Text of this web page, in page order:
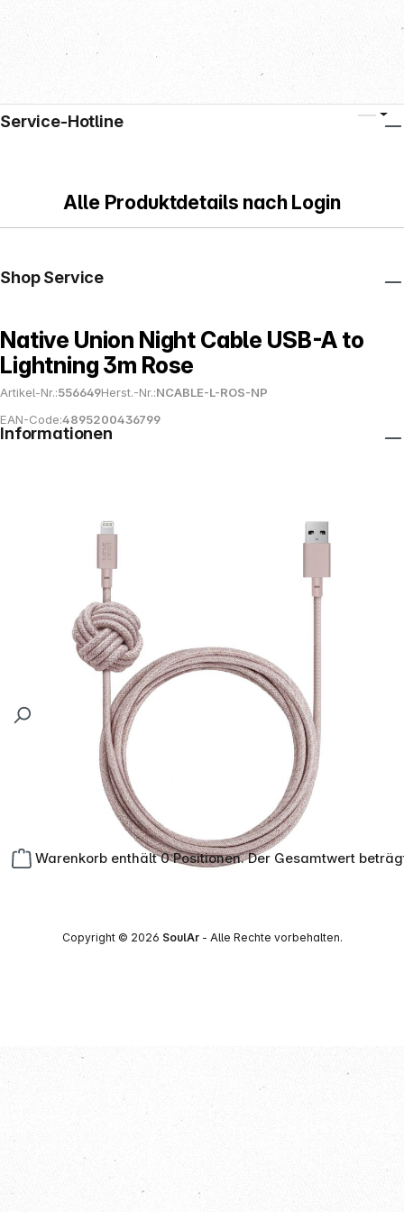
Warenkorb enthält 0 Positionen. Der Gesamtwert
Alle Produktdetails nach Login
Native Union Night Cable USB-A to
Lightning 3m Rose
Artikel-Nr.:556649Herst.-Nr.:NCABLE-L-ROS-NP
EAN-Code:4895200436799
Service-Hotline
Shop Service
Informationen
Copyright © 2026 SoulAr- Alle Rechte vorbehalten.